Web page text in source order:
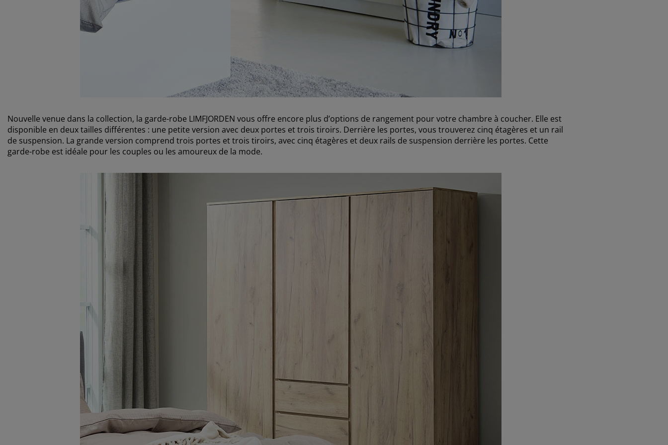
Nouvelle venue dans la collection, la garde-robe LIMFJORDEN vous offre encore plus d’options de rangement pour votre chambre à coucher. Elle est
disponible en deux tailles différentes : une petite version avec deux portes et trois tiroirs. Derrière les portes, vous trouverez cinq étagères et un rail
de suspension. La grande version comprend trois portes et trois tiroirs, avec cinq étagères et deux rails de suspension derrière les portes. Cette
garde-robe est idéale pour les couples ou les amoureux de la mode.